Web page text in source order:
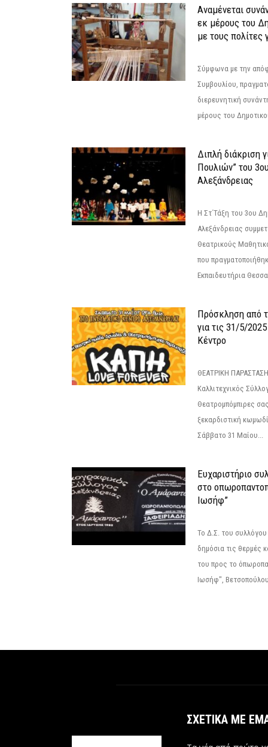
Αναμένεται
εκ μέρους του
με τους πολίτες
Σύμφωνα με την
Συμβουλίου,
διερευνητική
μέρους του
Διπλή διάκριση
Πουλιών” του
Αλεξάνδρειας
Η Στ΄Τάξη του 3ου
Αλεξάνδρειας
Θεατρικούς
που
Εκπαιδευτήρια
Πρόσκληση από
για τις 31/5/
Κέντρο
ΘΕΑΤΡΙΚΗ ΠΑΡΑΣΤΑΣΗ
Καλλιτεχνικός
Θεατρομπόμπιρες
ξεκαρδιστική
Σάββατο 31 Μαίου...
Ευχαριστήριο
στο
Ιωσήφ”
Το Δ.Σ. του
δημόσια τις θερμές
του προς το
Ιωσήφ",
ΣΧΕΤΙΚΆ ΜΕ